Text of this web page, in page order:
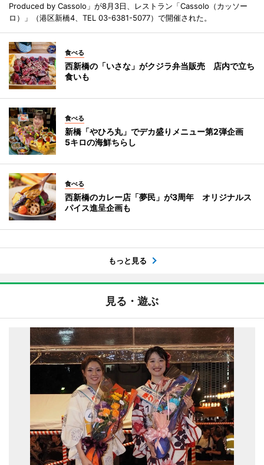
Produced by Cassolo」が8月3日、レストラン「Cassolo（カッソー
ロ）」（港区新橋4、TEL 03-6381-5077）で開催された。
食べる
西新橋の「いさな」がクジラ弁当販売 店内で立ち
食いも
食べる
新橋「やひろ丸」でデカ盛りメニュー第2弾企画
5キロの海鮮ちらし
食べる
西新橋のカレー店「夢民」が3周年 オリジナルス
パイス進呈企画も
もっと見る
見る・遊ぶ